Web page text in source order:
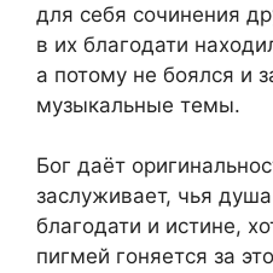
для себя сочинения
в их благодати
а потому не боялся и
музыкальные темы.
Бог даёт
заслуживает, чья
благодати и истине,
пигмей гоняется за